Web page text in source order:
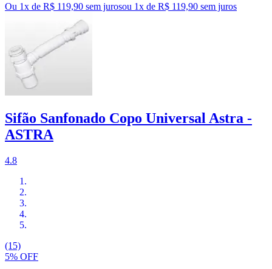
Ou 1x de R$ 119,90 sem jurosou 1x de R$ 119,90 sem juros
Sifão Sanfonado Copo Universal Astra -
ASTRA
4.8
(15)
5% OFF